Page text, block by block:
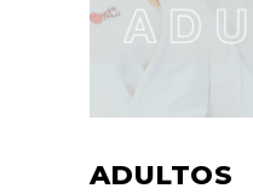
ADULTOS